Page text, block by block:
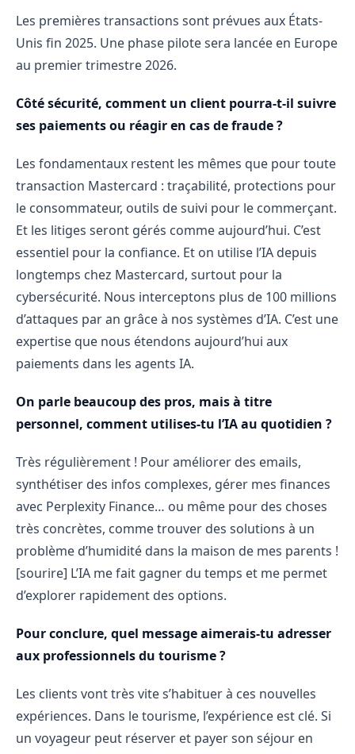
Les premières transactions sont prévues aux États-
Unis fin 2025. Une phase pilote sera lancée en Europe
au premier trimestre 2026.
Côté sécurité, comment un client pourra-t-il suivre
ses paiements ou réagir en cas de fraude ?
Les fondamentaux restent les mêmes que pour toute
transaction Mastercard : traçabilité, protections pour
le consommateur, outils de suivi pour le commerçant.
Et les litiges seront gérés comme aujourd’hui. C’est
essentiel pour la confiance. Et on utilise l’IA depuis
longtemps chez Mastercard, surtout pour la
cybersécurité. Nous interceptons plus de 100 millions
d’attaques par an grâce à nos systèmes d’IA. C’est une
expertise que nous étendons aujourd’hui aux
paiements dans les agents IA.
On parle beaucoup des pros, mais à titre
personnel, comment utilises-tu l’IA au quotidien ?
Très régulièrement ! Pour améliorer des emails,
synthétiser des infos complexes, gérer mes finances
avec Perplexity Finance… ou même pour des choses
très concrètes, comme trouver des solutions à un
problème d’humidité dans la maison de mes parents !
[sourire] L’IA me fait gagner du temps et me permet
d’explorer rapidement des options.
Pour conclure, quel message aimerais-tu adresser
aux professionnels du tourisme ?
Les clients vont très vite s’habituer à ces nouvelles
expériences. Dans le tourisme, l’expérience est clé. Si
un voyageur peut réserver et payer son séjour en